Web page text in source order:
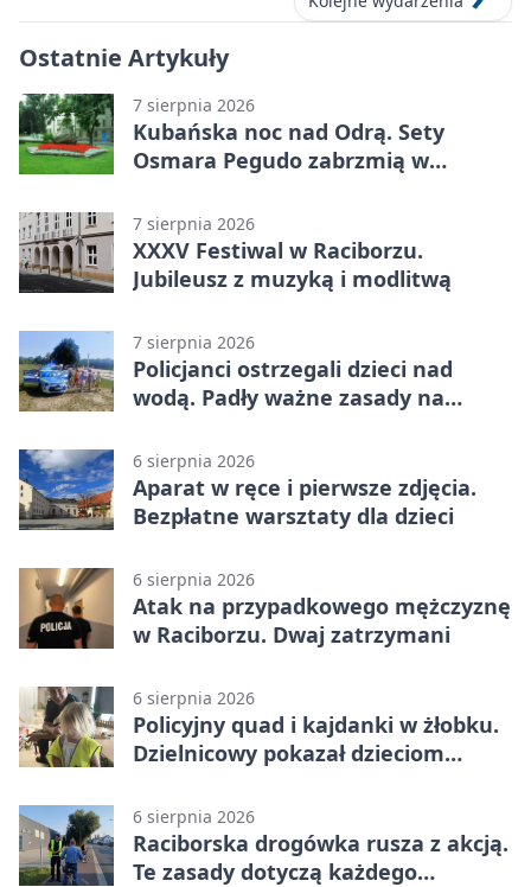
Ostatnie Artykuły
7 sierpnia 2026
Kubańska noc nad Odrą. Sety
Osmara Pegudo zabrzmią w
7 sierpnia 2026
XXXV Festiwal w Raciborzu.
Jubileusz z muzyką i modlitwą
7 sierpnia 2026
Policjanci ostrzegali dzieci nad
wodą. Padły ważne zasady na
6 sierpnia 2026
Aparat w ręce i pierwsze zdjęcia.
Bezpłatne warsztaty dla dzieci
6 sierpnia 2026
Atak na przypadkowego mężczyznę
w Raciborzu. Dwaj zatrzymani
6 sierpnia 2026
Policyjny quad i kajdanki w żłobku.
Dzielnicowy pokazał dzieciom
6 sierpnia 2026
Raciborska drogówka rusza z akcją.
Te zasady dotyczą każdego